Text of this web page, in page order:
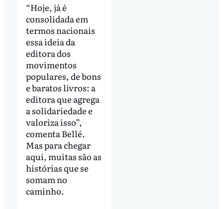
“Hoje, já é
consolidada em
termos nacionais
essa ideia da
editora dos
movimentos
populares, de bons
e baratos livros: a
editora que agrega
a solidariedade e
valoriza isso”,
comenta Bellé.
Mas para chegar
aqui, muitas são as
histórias que se
somam no
caminho.